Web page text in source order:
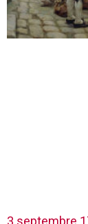
3 septembre